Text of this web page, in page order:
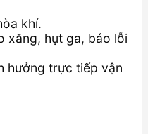
khí.
xăng, hụt ga, báo lỗi
hưởng trực tiếp vận